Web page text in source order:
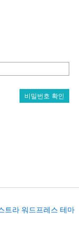
비밀번호 확인
트라 워드프레스 테마